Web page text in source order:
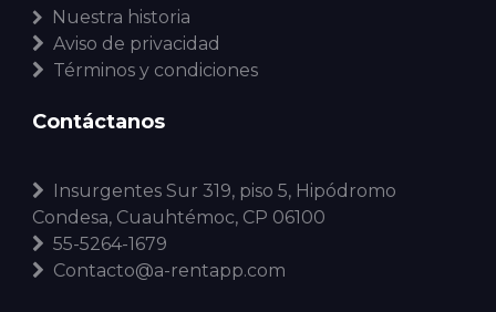
Nuestra historia
Aviso de privacidad
Términos y condiciones
Contáctanos
Insurgentes Sur 319, piso 5, Hipódromo
Condesa, Cuauhtémoc, CP 06100
55-5264-1679
Contacto@a-rentapp.com